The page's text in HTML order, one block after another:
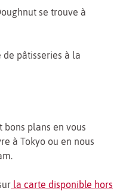
se trouve à
de pâtisseries à la
bons plans en vous
à Tokyo ou en nous
la carte disponible hors